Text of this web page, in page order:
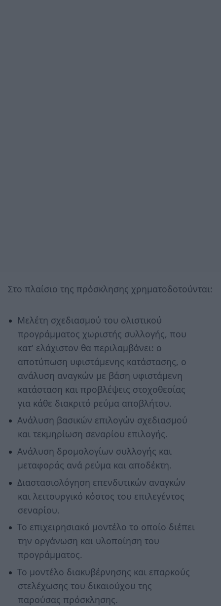
Στο πλαίσιο της πρόσκλησης χρηματοδοτούνται:
Μελέτη σχεδιασμού του ολιστικού
προγράμματος χωριστής συλλογής, που
κατ' ελάχιστον θα περιλαμβάνει: o
αποτύπωση υφιστάμενης κατάστασης, o
ανάλυση αναγκών με βάση υφιστάμενη
κατάσταση και προβλέψεις στοχοθεσίας
για κάθε διακριτό ρεύμα αποβλήτου.
Ανάλυση βασικών επιλογών σχεδιασμού
και τεκμηρίωση σεναρίου επιλογής.
Ανάλυση δρομολογίων συλλογής και
μεταφοράς ανά ρεύμα και αποδέκτη.
Διαστασιολόγηση επενδυτικών αναγκών
και λειτουργικό κόστος του επιλεγέντος
σεναρίου.
Το επιχειρησιακό μοντέλο το οποίο διέπει
την οργάνωση και υλοποίηση του
προγράμματος.
Το μοντέλο διακυβέρνησης και επαρκούς
στελέχωσης του δικαιούχου της
παρούσας πρόσκλησης.